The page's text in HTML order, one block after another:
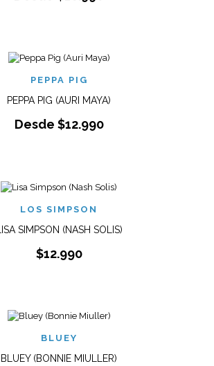
PEPPA PIG
PEPPA PIG (AURI MAYA)
Desde $12.990
LOS SIMPSON
LISA SIMPSON (NASH SOLIS)
$12.990
BLUEY
BLUEY (BONNIE MIULLER)